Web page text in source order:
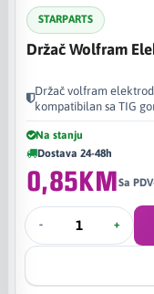
STARPARTS
Držač Wolfram
Držač volfram
kompatibilan sa TIG
Na stanju
Dostava 24-48h
0,85KMSa
- +